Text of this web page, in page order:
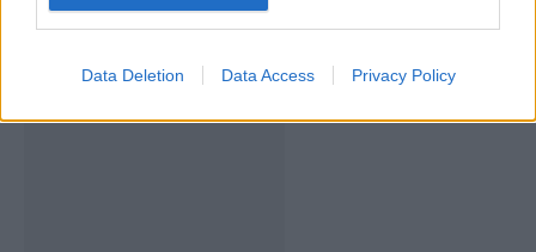
Data Deletion Data Access Privacy Policy
jovens ao mundo do trabalho